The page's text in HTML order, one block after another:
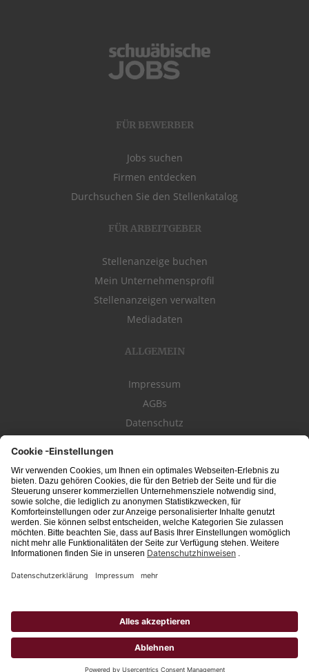
FÜR BEWERBER
Jobs suchen
Firmen entdecken
Durchsuchen Sie den Stellenkatalog
FÜR ARBEITGEBER
Stellenanzeige buchen
Mein Unternehmensprofil
Stellenanzeigen verwalten
Mediadaten
ALLGEMEIN
Impressum
AGBs
Datenschutz
schwäbischeJOBS - die Stellenbörse für die RegionBodensee, Schwaben,
Ostalbund Allgäu. Alle Jobs im Süden!
Auszubildende, Berufseinsteiger, Fachkräfte und Führungskräfte! Aktuelle
Zeitung, Aalener Nachrichten, Lindauer Zeitung, Gränzbote, Heuberger Bote
Südfinder(ehem. Südjob / jobsüd).
Hinweis: Unabhängig von ihrer konkreten Bezeichnung schließen alle
Berufsbezeichnungen sowohl weibliche, männliche als auch Personen des
dritten Geschlechts mit ein.